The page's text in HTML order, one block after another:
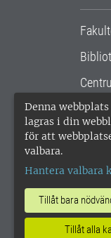
Denna
lagras i din
för att
valbara.
Hantera valbara
Tillåt bara
Tillåt alla